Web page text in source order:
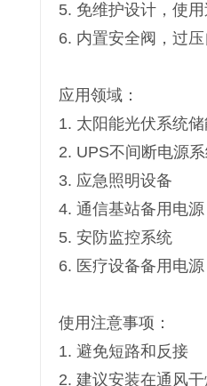
5. 免维护设计，使
6. 内置安全阀，过
应用领域：
1. 太阳能光伏系统
2. UPS不间断电源
3. 应急照明设备
4. 通信基站备用电源
5. 安防监控系统
6. 医疗设备备用电源
使用注意事项：
1. 避免短路和反接
2. 建议安装在通风